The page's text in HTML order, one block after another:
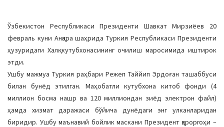
v
i
g
a
t
i
o
n
Ўзбекистон Республикаси Президенти Шавкат Мирзиёев 20
февраль куни Анқара шаҳрида Туркия Республикаси Президенти
ҳузуридаги Халқ кутубхонасининг очилиш маросимида иштирок
этди.
Ушбу мажмуа Туркия раҳбари Режеп Таййип Эрдоған ташаббуси
билан бунёд этилган. Маҳобатли кутубхона китоб фонди (4
миллион босма нашр ва 120 миллиондан зиёд электрон файл)
ҳамда хизмат даражаси бўйича дунёдаги энг улканларидан
биридир. Ушбу маънавий бойлик маскани Президент қароргоҳи –